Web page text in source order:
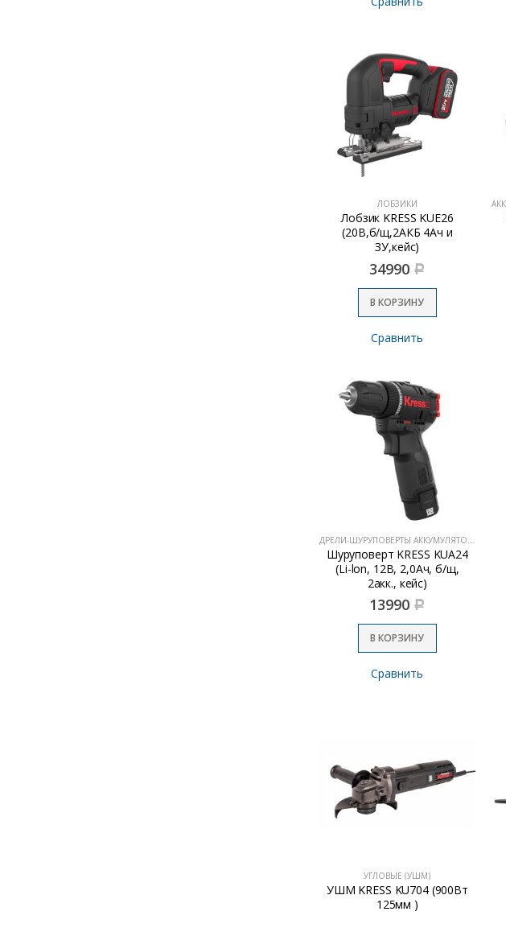
ЛОБЗИКИ
Лобзик KRESS KUE26
(20В,б/щ,2АКБ 4Ач и
ЗУ,кейс)
34990 Р
В КОРЗИНУ
Сравнить
Шуруповерт KRESS KUA24
(Li-lon, 12В, 2,0Ач, б/щ,
2акк., кейс)
13990 Р
В КОРЗИНУ
Сравнить
УГЛОВЫЕ (УШМ)
УШМ KRESS KU704 (900Вт
125мм )